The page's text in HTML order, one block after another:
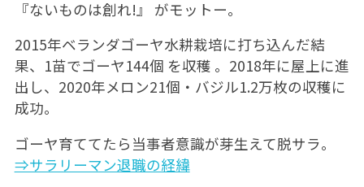
『ないものは創れ!』 がモットー。
2015年ベランダゴーヤ水耕栽培に打ち込んだ結
果、1苗でゴーヤ144個 を収穫 。2018年に屋上に進
出し、2020年メロン21個・バジル1.2万枚の収穫に
成功。
ゴーヤ育ててたら当事者意識が芽生えて脱サラ。
⇒サラリーマン退職の経緯